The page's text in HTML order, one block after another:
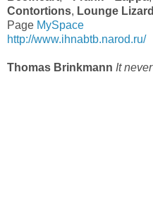
Contortions, Lounge
Page MySpace
http://www.ihnabtb.narod.ru/
Thomas Brinkmann It